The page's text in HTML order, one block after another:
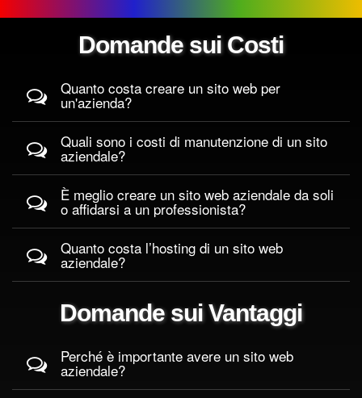
Domande sui Costi
Quanto costa creare un sito web per
un'azienda?
Quali sono i costi di manutenzione di un sito
aziendale?
È meglio creare un sito web aziendale da soli
o affidarsi a un professionista?
Quanto costa l’hosting di un sito web
aziendale?
Domande sui Vantaggi
Perché è importante avere un sito web
aziendale?